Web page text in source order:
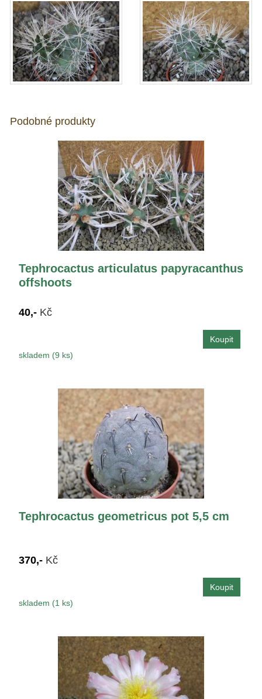
Podobné produkty
Tephrocactus articulatus papyracanthus
offshoots
40,- Kč
skladem (9 ks)
Tephrocactus geometricus pot 5,5 cm
370,- Kč
skladem (1 ks)